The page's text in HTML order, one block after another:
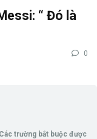
“ Đó là
0
Các trường bắt buộc được